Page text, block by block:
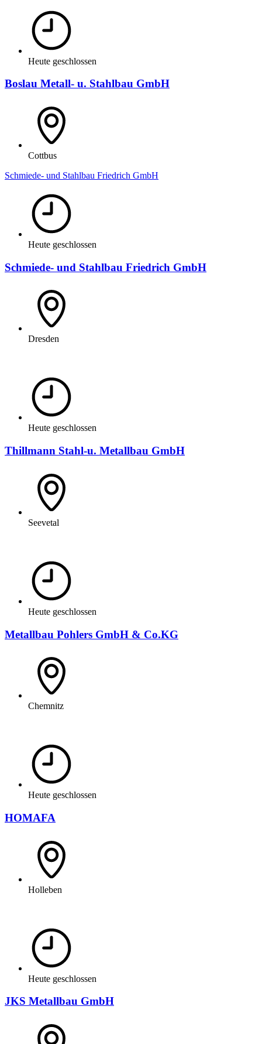
Heute geschlossen
Boslau Metall- u. Stahlbau GmbH
Cottbus
Schmiede- und Stahlbau Friedrich GmbH
Heute geschlossen
Schmiede- und Stahlbau Friedrich GmbH
Dresden
Heute geschlossen
Thillmann Stahl-u. Metallbau GmbH
Seevetal
Heute geschlossen
Metallbau Pohlers GmbH & Co.KG
Chemnitz
Heute geschlossen
HOMAFA
Holleben
Heute geschlossen
JKS Metallbau GmbH